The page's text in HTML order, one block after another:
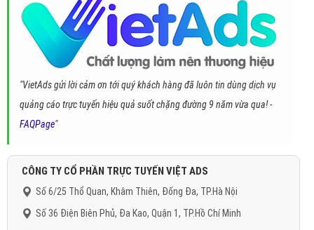
"VietAds gửi lời cảm ơn tới quý khách hàng đã luôn tin dùng dịch vụ
quảng cáo trực tuyến hiệu quả suốt chặng đường 9 năm vừa qua! -
FAQPage"
CÔNG TY CỔ PHẦN TRỰC TUYẾN VIỆT ADS
Số 6/25 Thổ Quan, Khâm Thiên, Đống Đa, TP.Hà Nội
Số 36 Điện Biên Phủ, Đa Kao, Quận 1, TP.Hồ Chí Minh